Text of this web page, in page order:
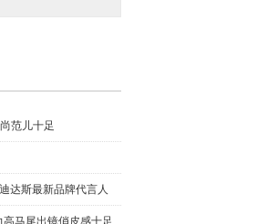
范儿十足
达斯最新品牌代言人
马尾出镜俏皮感十足